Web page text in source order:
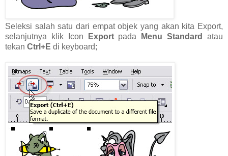
Seleksi salah satu dari empat objek yang akan kita Export,
selanjutnya klik Icon
Exportpada Menu Standard
atau
tekan Ctrl+E di keyboard;